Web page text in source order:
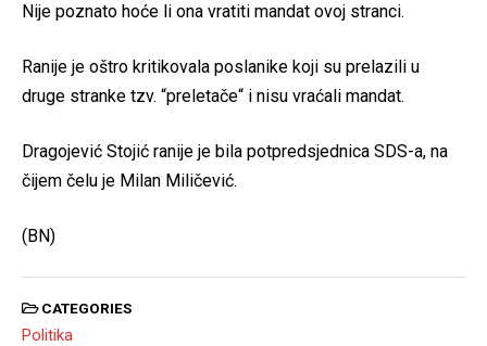
Nije poznato hoće li ona vratiti mandat ovoj stranci.
Ranije je oštro kritikovala poslanike koji su prelazili u
druge stranke tzv. “preletače“ i nisu vraćali mandat.
Dragojević Stojić ranije je bila potpredsjednica SDS-a, na
čijem čelu je Milan Miličević.
(BN)
CATEGORIES
Politika